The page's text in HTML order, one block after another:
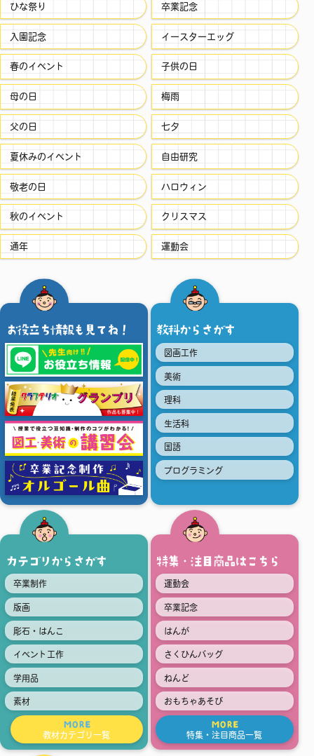
お役立ち情報も見てね！ 教科からさがす
図画工作
美術
理科
生活科
国語
プログラミング
カテゴリからさがす
卒業制作
版画
彫石・はんこ
イベント工作
学用品
素材
MORE
教材カテゴリ一覧
特集・注目商品はこちら
運動会
卒業記念
はんが
さくひんバッグ
ねんど
おもちゃあそび
MORE
特集・注目商品一覧
ひな祭り 卒業記念
入園記念 イースターエッグ
春のイベント 子供の日
母の日 梅雨
父の日 七夕
夏休みのイベント 自由研究
敬老の日 ハロウィン
秋のイベント クリスマス
通年 運動会